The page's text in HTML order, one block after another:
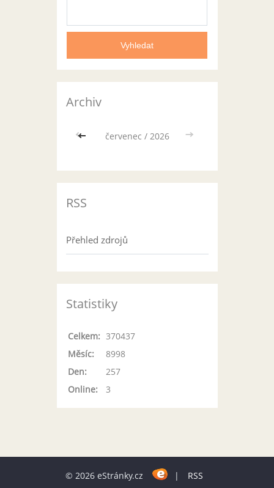
Archiv
<< červenec / 2026 >>
RSS
Přehled zdrojů
Statistiky
Online: 3
Celkem: 370437
Měsíc:
8998
Den:
257
© 2026 eStránky.cz | RSS